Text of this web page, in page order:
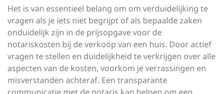
Het is van essentieel belang om om verduidelijking te
vragen als je iets niet begrijpt of als bepaalde zaken
onduidelijk zijn in de prijsopgave voor de
notariskosten bij de verkoop van een huis. Door actief
vragen te stellen en duidelijkheid te verkrijgen over alle
aspecten van de kosten, voorkom je verrassingen en
misverstanden achteraf. Een transparante